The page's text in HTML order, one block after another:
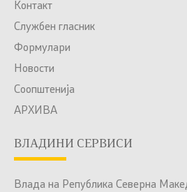
Контакт
Службен гласник
Формулари
Новости
Соопштенија
АРХИВА
ВЛАДИНИ СЕРВИСИ
Влада на Република Северна